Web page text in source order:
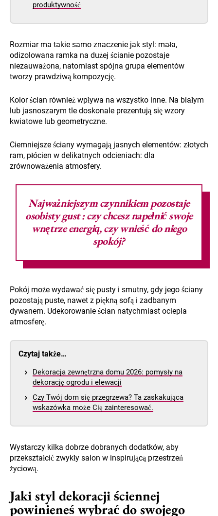
produktywność
Rozmiar ma takie samo znaczenie jak styl: mała,
odizolowana ramka na dużej ścianie pozostaje
niezauważona, natomiast spójna grupa elementów
tworzy prawdziwą kompozycję.
Kolor ścian również wpływa na wszystko inne. Na białym
lub jasnoszarym tle doskonale prezentują się wzory
kwiatowe lub geometryczne.
Ciemniejsze ściany wymagają jasnych elementów: złotych
ram, płócien w delikatnych odcieniach: dla
zrównoważenia atmosfery.
Najważniejszym czynnikiem pozostaje
osobisty gust: czy chcesz napełnić swoje
wnętrze energią, czy wnieść do niego
spokój?
Pokój może wydawać się pusty i smutny, gdy jego ściany
pozostają puste, nawet z piękną sofą i zadbanym
dywanem. Udekorowanie ścian natychmiast ociepla
atmosferę.
Czytaj także…
Dekoracja zewnętrzna domu 2026: pomysły na
dekorację ogrodu i elewacji
Czy Twój dom się przegrzewa? Ta zaskakująca
wskazówka może Cię zainteresować.
Wystarczy kilka dobrze dobranych dodatków, aby
przekształcić zwykły salon w inspirującą przestrzeń
życiową.
Jaki styl dekoracji ściennej
powinieneś wybrać do swojego